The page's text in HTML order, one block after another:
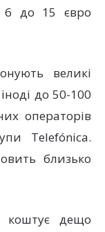
6 до 15 євро
великі
до 50-100
операторів
Telefónica.
близько
коштує дещо